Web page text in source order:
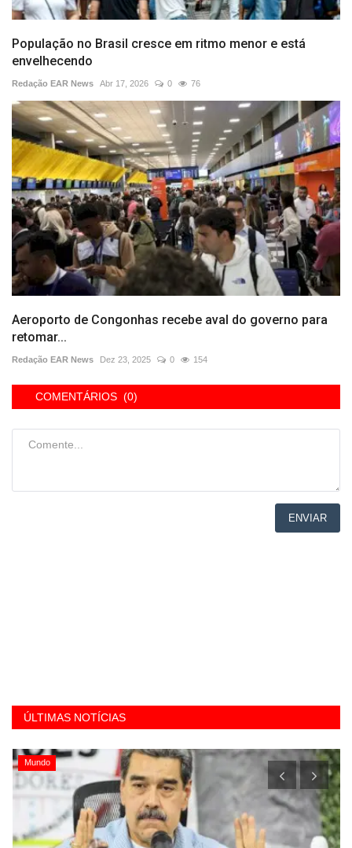
População no Brasil cresce em ritmo menor e está
envelhecendo
Redação EAR News Abr 17, 2026 0 76
Aeroporto de Congonhas recebe aval do governo para
retomar...
Redação EAR News Dez 23, 2025 0 154
COMENTÁRIOS (0)
ENVIAR
ÚLTIMAS NOTÍCIAS
Mundo